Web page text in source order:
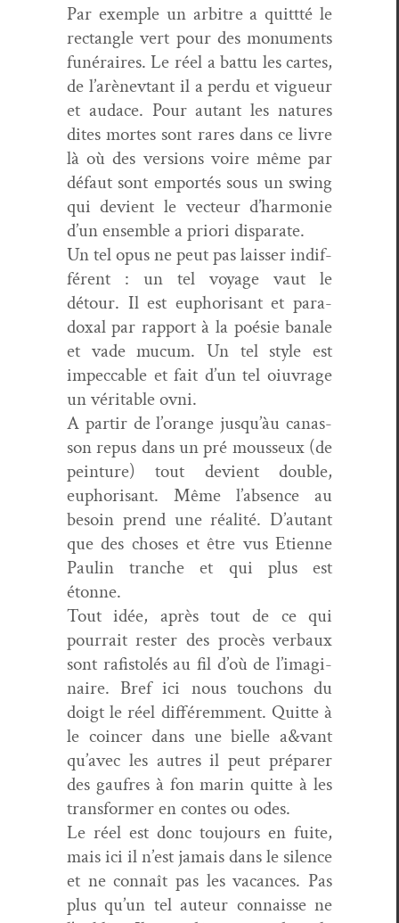
Par exem­ple un arbi­tre a quitt­té le
rec­tan­gle vert pour des mon­u­ments
funéraires. Le réel a bat­tu les cartes,
de l’arènev­tant il a per­du et vigueur
et audace. Pour autant les natures
dites mortes sont rares dans ce livre
là où des ver­sions voire même par
défaut sont emportés sous un swing
qui devient le vecteur d’harmonie
d’un ensem­ble a pri­ori disparate.
Un tel opus ne peut pas laiss­er indif­
férent : un tel voy­age vaut le
détour. Il est eupho­risant et para­
dox­al par rap­port à la poésie banale
et vade mucum. Un tel style est
impec­ca­ble et fait d’un tel oiu­vrage
un véri­ta­ble ovni.
A par­tir de l’o­r­ange jusqu’àu canas­
son repus dans un pré mousseux (de
pein­ture) tout devient dou­ble,
eupho­risant. Même l’ab­sence au
besoin prend une réal­ité. D’au­tant
que des choses et être vus Eti­enne
Paulin tranche et qui plus est
étonne.
Tout idée, après tout de ce qui
pour­rait rester des procès ver­baux
sont rafis­tolés au fil d’où de l’imag­i­
naire. Bref ici nous tou­chons du
doigt le réel dif­férem­ment. Quitte à
le coin­cer dans une bielle a&vant
qu’avec les autres il peut pré­par­er
des gaufres à fon marin quitte à les
trans­former en con­tes ou odes.
Le réel est donc tou­jours en fuite,
mais ici il n’est jamais dans le silence
et ne con­naît pas les vacances. Pas
plus qu’un tel auteur con­naisse ne